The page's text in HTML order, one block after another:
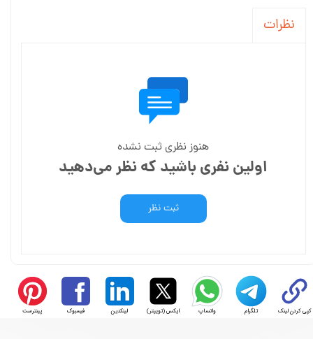
نظرات
هنوز نظری ثبت نشده
اولین نفری باشید که نظر می‌دهید
ثبت نظر
کپی کردن لینک تلگرام واتساپ ایکس (توییتر) لینکدین فیسبوک پینترست